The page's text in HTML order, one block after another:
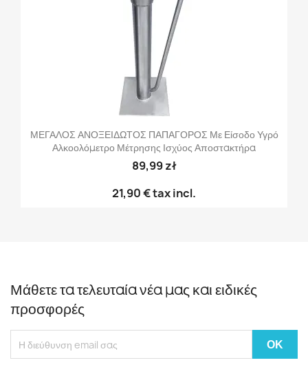
ΜΕΓΑΛΟΣ ΑΝΟΞΕΙΔΩΤΟΣ ΠΑΠΑΓΟΡΟΣ Με Είσοδο Υγρό
Αλκοολόμετρο Μέτρησης Ισχύος Αποστακτήρα
89,99 zł
21,90 €tax incl.
Μάθετε τα τελευταία νέα μας και ειδικές
προσφορές